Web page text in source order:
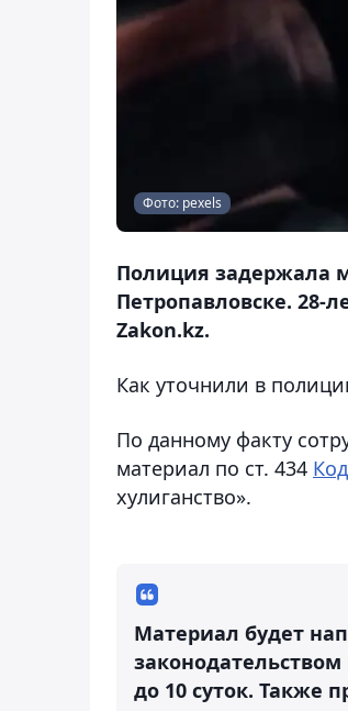
Фото: pexels
Полиция задержала
Петропавловске. 28-
Zakon.kz.
Как уточнили в
По данному факту
материал по ст. 434
хулиганство».
Материал будет
до 10 суток. Также